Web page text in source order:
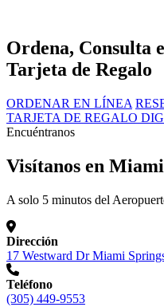
Ordena, Consulta
Tarjeta de Regalo
ORDENAR EN LÍNEA
TARJETA DE REGALO
Encuéntranos
Visítanos en
A solo 5 minutos del
Dirección
17 Westward Dr Miami
Teléfono
(305) 449-9553